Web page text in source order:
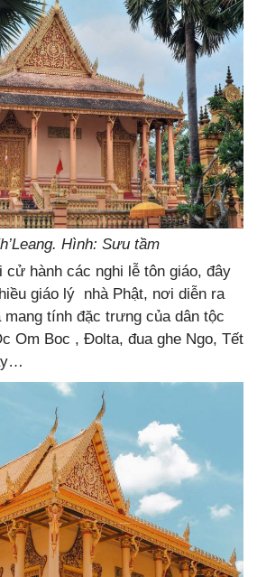
Hình: Sưu tầm
cử hành các nghi lễ tôn giáo, đây
giáo lý nhà Phật, nơi diễn ra
mang tính đặc trưng của dân tộc
Om Boc , Đolta, đua ghe Ngo, Tết